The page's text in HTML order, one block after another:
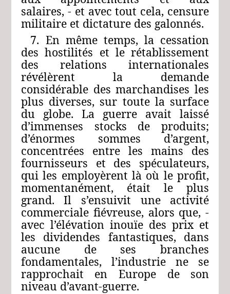
salaires, ‑ et avec tout cela, censure
militaire et dictature des galonnés.
7. En même temps, la cessation
des hostilités et le rétablissement
des relations internationales
révélèrent la demande
considérable des marchandises les
plus diverses, sur toute la surface
du globe. La guerre avait laissé
d’immenses stocks de produits;
d’énormes sommes d’argent,
concentrées entre les mains des
fournisseurs et des spéculateurs,
qui les employèrent là où le profit,
momentanément, était le plus
grand. Il s’ensuivit une activité
commerciale fiévreuse, alors que, ‑
avec l’élévation inouïe des prix et
les dividendes fantastiques, dans
aucune de ses branches
fondamentales, l’industrie ne se
rapprochait en Europe de son
niveau d’avant-guerre.